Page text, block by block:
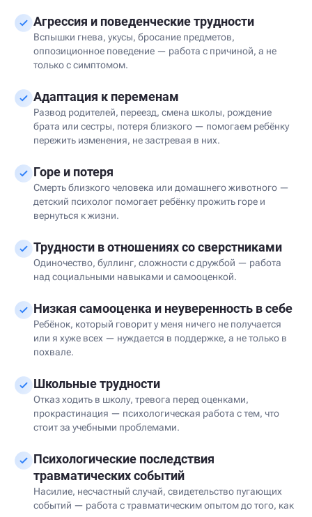
Агрессия и поведенческие трудности
Вспышки гнева, укусы, бросание предметов,
оппозиционное поведение — работа с причиной, а не
только с симптомом.
Адаптация к переменам
Развод родителей, переезд, смена школы, рождение
брата или сестры, потеря близкого — помогаем ребёнку
пережить изменения, не застревая в них.
Горе и потеря
Смерть близкого человека или домашнего животного —
детский психолог помогает ребёнку прожить горе и
вернуться к жизни.
Трудности в отношениях со сверстниками
Одиночество, буллинг, сложности с дружбой — работа
над социальными навыками и самооценкой.
Низкая самооценка и неуверенность в себе
Ребёнок, который говорит у меня ничего не получается
или я хуже всех — нуждается в поддержке, а не только в
похвале.
Школьные трудности
Отказ ходить в школу, тревога перед оценками,
прокрастинация — психологическая работа с тем, что
стоит за учебными проблемами.
Психологические последствия
травматических событий
Насилие, несчастный случай, свидетельство пугающих
событий — работа с травматическим опытом до того, как